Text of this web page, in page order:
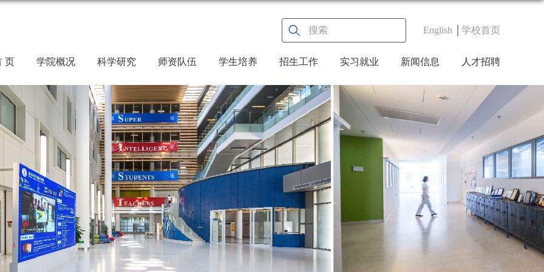
English 学校首页
页 学院概况 科学研究 师资队伍 学生培养 招生工作 实习就业 新闻信息 人才招聘